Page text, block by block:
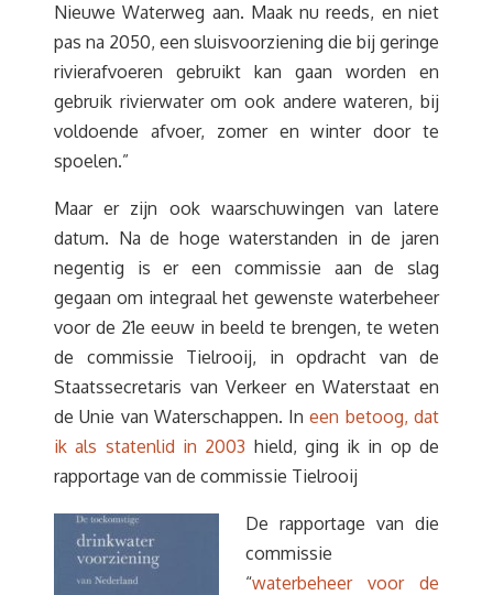
Nieuwe Waterweg aan. Maak nu reeds, en niet
pas na 2050, een sluisvoorziening die bij geringe
rivierafvoeren gebruikt kan gaan worden en
gebruik rivierwater om ook andere wateren, bij
voldoende afvoer, zomer en winter door te
spoelen.”
Maar er zijn ook waarschuwingen van latere
datum. Na de hoge waterstanden in de jaren
negentig is er een commissie aan de slag
gegaan om integraal het gewenste waterbeheer
voor de 21e eeuw in beeld te brengen, te weten
de commissie Tielrooij, in opdracht van de
Staatssecretaris van Verkeer en Waterstaat en
de Unie van Waterschappen. Ineen betoog, dat
ik als statenlid in 2003 hield, ging ik in op de
rapportage van de commissie Tielrooij
De rapportage van die
commissie
“waterbeheer voor de